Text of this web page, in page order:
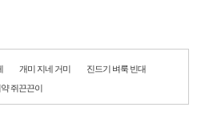
개미 지네 거미
진드기 벼룩 빈대
쥐끈끈이